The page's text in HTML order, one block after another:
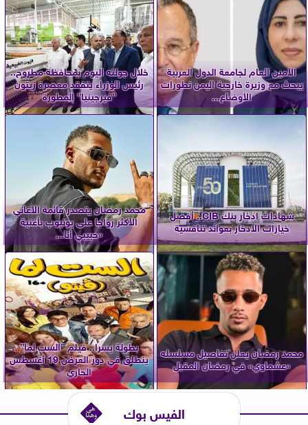
الأمين العام لجامعة الدول العربية
يبحث مع وزيرة خارجية اليمن تطورات
الأوضاع...
خلال جولته اليوم بمحافظة مطروح..
رئيس الوزراء يتفقد معصرة زيتون
”فيرجينيا” المطورة
شهادات ادخار بنك CIB.. أفضل
خيارات الادخار بعوائد تنافسية
محمد رمضان يتصدر قائمة الأغاني
الأكثر رواجا على يوتيوب بأغنية
«حبيبي أنا...
محمد رمضان يعلن تفاصيل مسلسله
«عشماوي» في رمضان المقبل
بطولة يسرا.. فيلم ”الست لما”
ينطلق في دور العرض 19 أغسطس
الجاري
الفيس بوك